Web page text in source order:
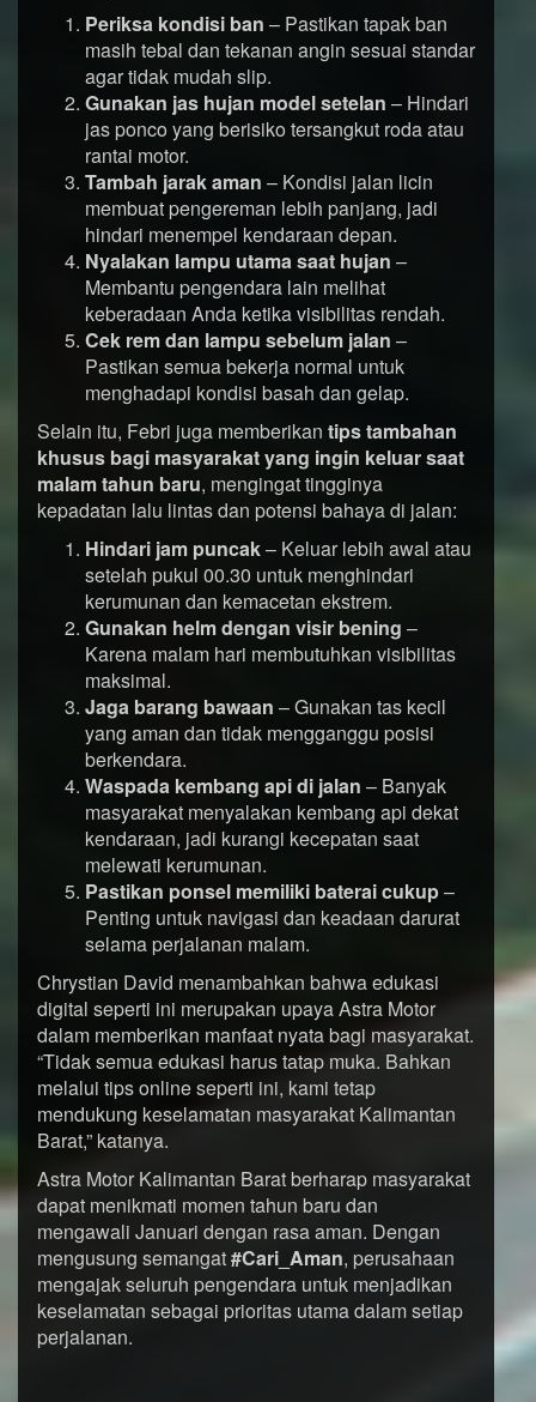
Periksa kondisi ban – Pastikan tapak ban
masih tebal dan tekanan angin sesuai standar
agar tidak mudah slip.
Gunakan jas hujan model setelan – Hindari
jas ponco yang berisiko tersangkut roda atau
rantai motor.
Tambah jarak aman – Kondisi jalan licin
membuat pengereman lebih panjang, jadi
hindari menempel kendaraan depan.
Nyalakan lampu utama saat hujan –
Membantu pengendara lain melihat
keberadaan Anda ketika visibilitas rendah.
Cek rem dan lampu sebelum jalan –
Pastikan semua bekerja normal untuk
menghadapi kondisi basah dan gelap.
Selain itu, Febri juga memberikan tips tambahan
khusus bagi masyarakat yang ingin keluar saat
malam tahun baru, mengingat tingginya
kepadatan lalu lintas dan potensi bahaya di jalan:
Hindari jam puncak– Keluar lebih awal atau
setelah pukul 00.30 untuk menghindari
kerumunan dan kemacetan ekstrem.
Gunakan helm dengan visir bening –
Karena malam hari membutuhkan visibilitas
maksimal.
Jaga barang bawaan – Gunakan tas kecil
yang aman dan tidak mengganggu posisi
berkendara.
Waspada kembang api di jalan – Banyak
masyarakat menyalakan kembang api dekat
kendaraan, jadi kurangi kecepatan saat
melewati kerumunan.
Pastikan ponsel memiliki baterai cukup–
Penting untuk navigasi dan keadaan darurat
selama perjalanan malam.
Chrystian David menambahkan bahwa edukasi
digital seperti ini merupakan upaya Astra Motor
dalam memberikan manfaat nyata bagi masyarakat.
“Tidak semua edukasi harus tatap muka. Bahkan
melalui tips online seperti ini, kami tetap
mendukung keselamatan masyarakat Kalimantan
Barat,” katanya.
Astra Motor Kalimantan Barat berharap masyarakat
dapat menikmati momen tahun baru dan
mengawali Januari dengan rasa aman. Dengan
mengusung semangat#Cari_Aman, perusahaan
mengajak seluruh pengendara untuk menjadikan
keselamatan sebagai prioritas utama dalam setiap
perjalanan.